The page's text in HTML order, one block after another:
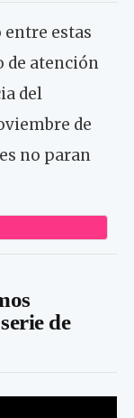
estas
de atención
del
de
no paran
de